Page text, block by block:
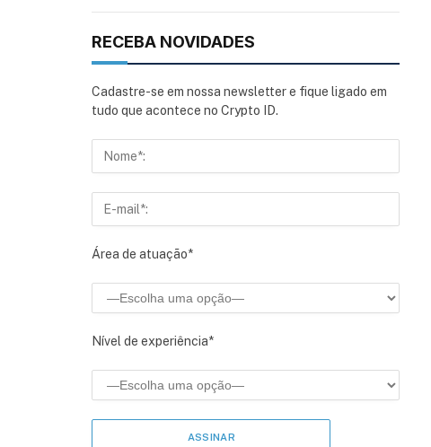
RECEBA NOVIDADES
Cadastre-se em nossa newsletter e fique ligado em
tudo que acontece no Crypto ID.
Área de atuação*
Nível de experiência*